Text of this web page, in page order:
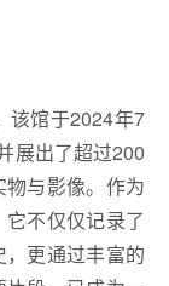
该馆于2024年7
展出了超过200
与影像。作为
不仅仅记录了
更通过丰富的